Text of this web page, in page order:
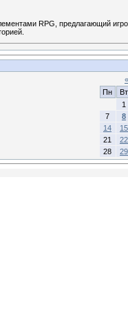
RPG, предлагающий
«
Пн
Вт
1
7
8
14
15
21
22
28
29